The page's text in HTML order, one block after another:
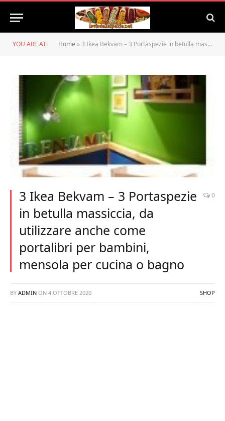
YOU ARE AT: Home »3 Ikea Bekvam – 3 Portaspezie in betulla massiccia, da utilizzare anche come portalibri per bambini, mensola per cucina o bagno
3 Ikea Bekvam – 3 Portaspezie
in betulla massiccia, da
utilizzare anche come
portalibri per bambini,
mensola per cucina o bagno
0
BY ADMIN ON 4 OTTOBRE 2020 SHOP